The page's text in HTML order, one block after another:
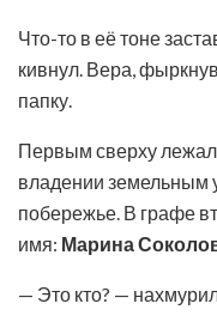
Что-то в её тоне
кивнул. Вера,
папку.
Первым сверху
владении земельным
побережье. В графе
имя: Марина
— Это кто? —